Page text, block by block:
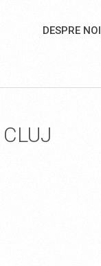
DESPRE NOI